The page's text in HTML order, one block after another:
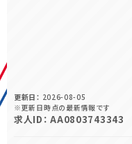
更新日
2026-08-05
※更新日時点の最新情報です
求人ID AA0803743343